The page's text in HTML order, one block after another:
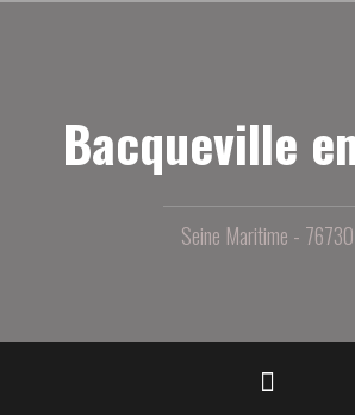
Bacqueville
Seine Maritime - 76730